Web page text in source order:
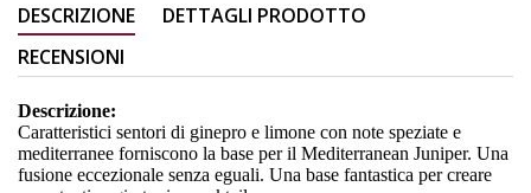
DESCRIZIONE
DETTAGLI PRODOTTO
RECENSIONI
Descrizione:
Caratteristici sentori di ginepro e limone con note speziate e
mediterranee forniscono la base per il Mediterranean Juniper. Una
fusione eccezionale senza eguali. Una base fantastica per creare